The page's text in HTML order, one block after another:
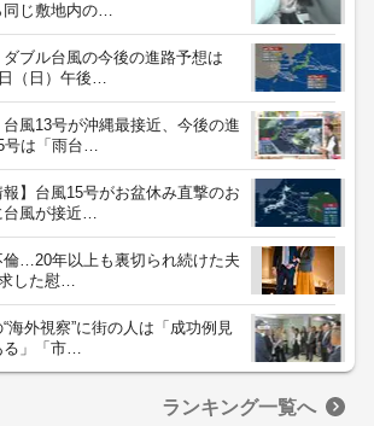
じ敷地内の…
ダブル台風の今後の進路予想は
（日）午後…
台風13号が沖縄最接近、今後の進
号は「雨台…
報】台風15号がお盆休み直撃のお
風が接近…
倫…20年以上も裏切られ続けた夫
求した慰…
海外視察”に街の人は「成功例見
る」「市…
ランキング一覧へ